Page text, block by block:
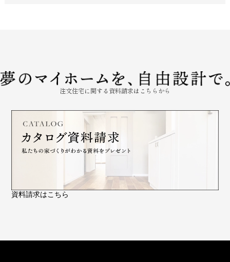
注文住宅に関する資料請求はこちらから
資料請求はこちら